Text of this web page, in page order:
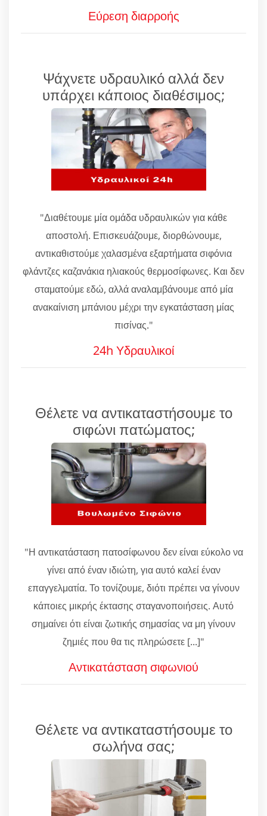
Εύρεση διαρροής
Ψάχνετε υδραυλικό αλλά δεν
υπάρχει κάποιος διαθέσιμος;
"Διαθέτουμε μία ομάδα υδραυλικών για κάθε
αποστολή. Επισκευάζουμε, διορθώνουμε,
αντικαθιστούμε χαλασμένα εξαρτήματα σιφόνια
φλάντζες καζανάκια ηλιακούς θερμοσίφωνες. Και δεν
σταματούμε εδώ, αλλά αναλαμβάνουμε από μία
ανακαίνιση μπάνιου μέχρι την εγκατάσταση μίας
πισίνας."
24h Υδραυλικοί
Θέλετε να αντικαταστήσουμε το
σιφώνι πατώματος;
"Η αντικατάσταση πατοσίφωνου δεν είναι εύκολο να
γίνει από έναν ιδιώτη, για αυτό καλεί έναν
επαγγελματία. Το τονίζουμε, διότι πρέπει να γίνουν
κάποιες μικρής έκτασης σταγανοποιήσεις. Αυτό
σημαίνει ότι είναι ζωτικής σημασίας να μη γίνουν
ζημιές που θα τις πληρώσετε [...]"
Αντικατάσταση σιφωνιού
Θέλετε να αντικαταστήσουμε το
σωλήνα σας;